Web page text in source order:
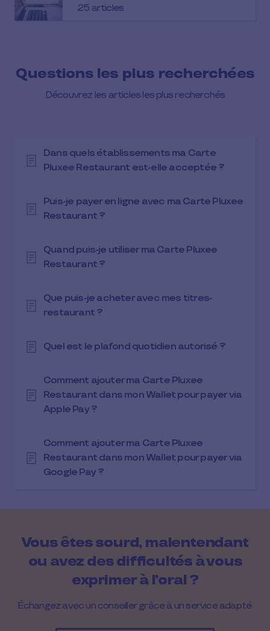
25 articles
Questions les plus recherchées
Découvrez les articles les plus recherchés
Dans quels établissements ma Carte
Pluxee Restaurant est-elle acceptée ?
Puis-je payer en ligne avec ma Carte Pluxee
Restaurant ?
Quand puis-je utiliser ma Carte Pluxee
Restaurant ?
Que puis-je acheter avec mes titres-
restaurant ?
Quel est le plafond quotidien autorisé ?
Comment ajouter ma Carte Pluxee
Restaurant dans mon Wallet pour payer via
Apple Pay ?
Comment ajouter ma Carte Pluxee
Restaurant dans mon Wallet pour payer via
Google Pay ?
Vous êtes sourd, malentendant
ou avez des difficultés à vous
exprimer à l’oral ?
Échangez avec un conseiller grâce à un service adapté.